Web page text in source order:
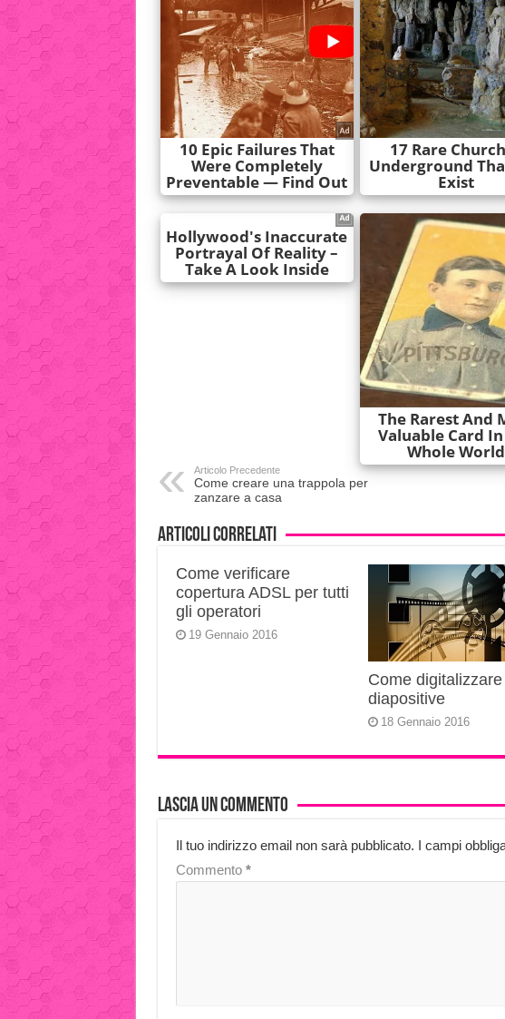
Articolo Precedente
Come creare una trappola per
zanzare a casa
Articoli correlati
Come verificare
copertura ADSL per tutti
gli operatori
19 Gennaio 2016
Come
diapositive
18 Gennaio 2016
Lascia un commento
Il tuo indirizzo email non sarà pubblicato. I campi
Commento *